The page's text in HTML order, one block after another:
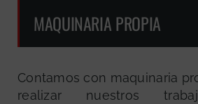
MAQUINARIA PROPIA
Contamos con maquinaria
realizar nuestros